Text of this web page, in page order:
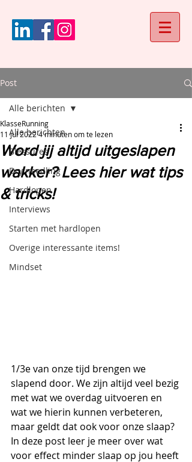
Post
Alle berichten
Blessures
Dry needling
Hardlopen
Interviews
Starten met hardlopen
Overige interessante items!
Mindset
Alle berichten
Word jij altijd uitgeslapen
wakker? Lees hier wat tips
& tricks!
KlasseRunning
11 jul 20224 minuten om te lezen
1/3e van onze tijd brengen we
slapend door. We zijn altijd veel bezig
met wat we overdag uitvoeren en
wat we hierin kunnen verbeteren,
maar geldt dat ook voor onze slaap?
In deze post leer je meer over wat
voor effect minder slaap op jou heeft